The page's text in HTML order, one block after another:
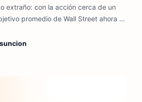
extraño: con la acción cerca de un
promedio de Wall Street ahora se